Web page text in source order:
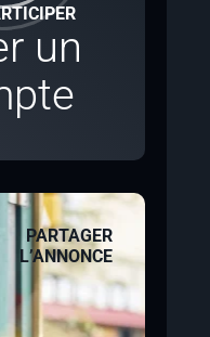
un
PARTAGER
L’ANNONCE